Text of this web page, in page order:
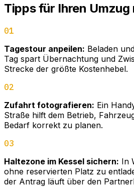
Tipps für Ihren
01
Tagestour anpeilen: Beladen
Tag spart Übernachtung und
Strecke der größte Kostenhebel.
02
Zufahrt fotografieren: Ein
Straße hilft dem Betrieb,
Bedarf korrekt zu planen.
03
Haltezone im Kessel sichern: In
ohne reservierten Platz zu
der Antrag läuft über den